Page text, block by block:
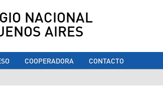
NACIONAL
AIRES
COOPERADORA CONTACTO